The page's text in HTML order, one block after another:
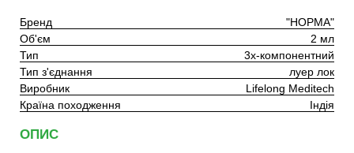
Бренд
"НОРМА"
Об'єм
2 мл
Тип
3х-компонентний
Тип з'єднання
луер лок
Виробник
Lifelong Meditech
Країна походження
Індія
ОПИС